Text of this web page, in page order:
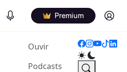
Podcasts Premium Log in
Ouvir(current)
Podcasts